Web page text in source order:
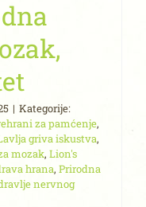
| Kategorije:
za pamćenje,
griva iskustva,
mozak, Lion's
hrana, Prirodna
nervnog